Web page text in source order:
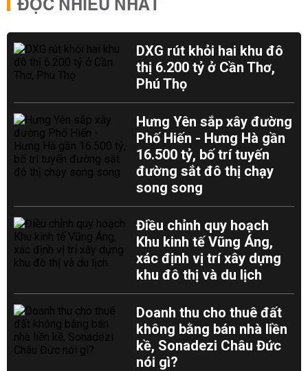
DXG rút khỏi hai khu đô
thị 6.200 tỷ ở Cần Thơ,
Phú Thọ
Hưng Yên sắp xây đường
Phố Hiến - Hưng Hà gần
16.500 tỷ, bố trí tuyến
đường sắt đô thị chạy
song song
Điều chỉnh quy hoạch
Khu kinh tế Vũng Áng,
xác định vị trí xây dựng
khu đô thị và du lịch
Doanh thu cho thuê đất
không bằng bán nhà liền
kề, Sonadezi Châu Đức
nói gì?